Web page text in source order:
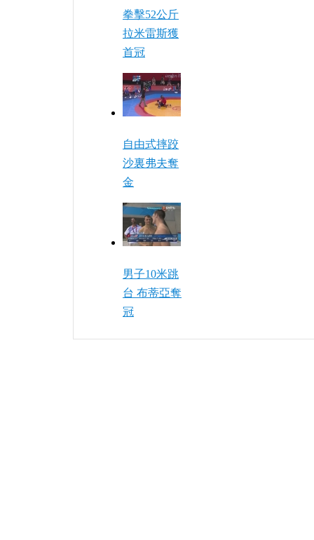
拳擊52公斤
拉米雷斯獲
首冠
自由式摔跤
沙裏弗夫奪
金
男子10米跳
台 布蒂亞奪
冠